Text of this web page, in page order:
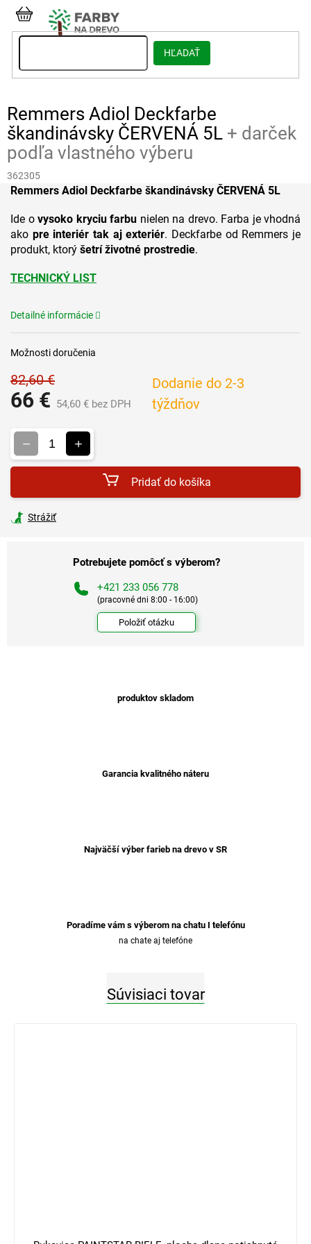
Prejsť
obsah
HĽADAŤ
NÁKUPNÝ
Remmers Adiol Deckfarbe
škandinávsky ČERVENÁ 5L + darček
podľa vlastného výberu
362305
82,60 €
66 € 54,60 € bez DPH
Dodanie do 2-3
týždňov
Možnosti doručenia
Pridať do košíka
Remmers Adiol Deckfarbe škandinávsky ČERVENÁ 5L
Ide ovysoko kryciu farbu nielen na drevo. Farba je vhodná
ako pre interiér tak aj exteriér. Deckfarbe od Remmers je
produkt, ktorý šetrí životné prostredie.
TECHNICKÝ LIST
Detailné informácie
Strážiť
Potrebujete pomôcť s výberom?
+421 233 056 778
(pracovné dni 8:00 - 16:00)
Položiť otázku
produktov skladom
Garancia kvalitného náteru
Najväčší výber farieb na drevo v SR
Poradíme vám s výberom na chatu I telefónu
na chate aj telefóne
Súvisiaci tovar